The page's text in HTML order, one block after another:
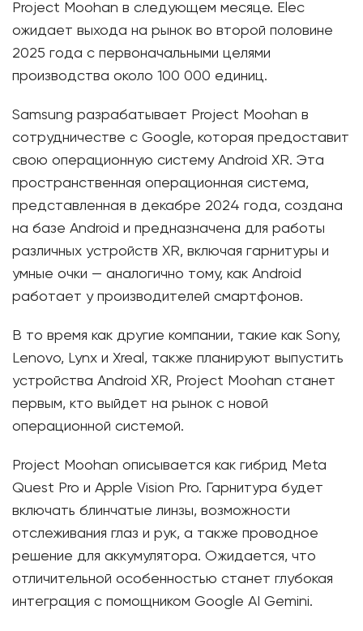
Project Moohan в следующем месяце. Elec
ожидает выхода на рынок во второй половине
2025 года с первоначальными целями
производства около 100 000 единиц.
Samsung разрабатывает Project Moohan в
сотрудничестве с Google, которая предоставит
свою операционную систему Android XR. Эта
пространственная операционная система,
представленная в декабре 2024 года, создана
на базе Android и предназначена для работы
различных устройств XR, включая гарнитуры и
умные очки — аналогично тому, как Android
работает у производителей смартфонов.
В то время как другие компании, такие как Sony,
Lenovo, Lynx и Xreal, также планируют выпустить
устройства Android XR, Project Moohan станет
первым, кто выйдет на рынок с новой
операционной системой.
Project Moohan описывается как гибрид Meta
Quest Pro и Apple Vision Pro. Гарнитура будет
включать блинчатые линзы, возможности
отслеживания глаз и рук, а также проводное
решение для аккумулятора. Ожидается, что
отличительной особенностью станет глубокая
интеграция с помощником Google AI Gemini.